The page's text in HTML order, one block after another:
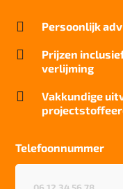
22 dB
Brandwerend
Bfl-S1
Kwaliteitslabel
DD4AE7CA
sterk
Project gebruik
sterk
 Persoonlijk

Prijzen
verlijming

Vakkundige
Telefoonnummer